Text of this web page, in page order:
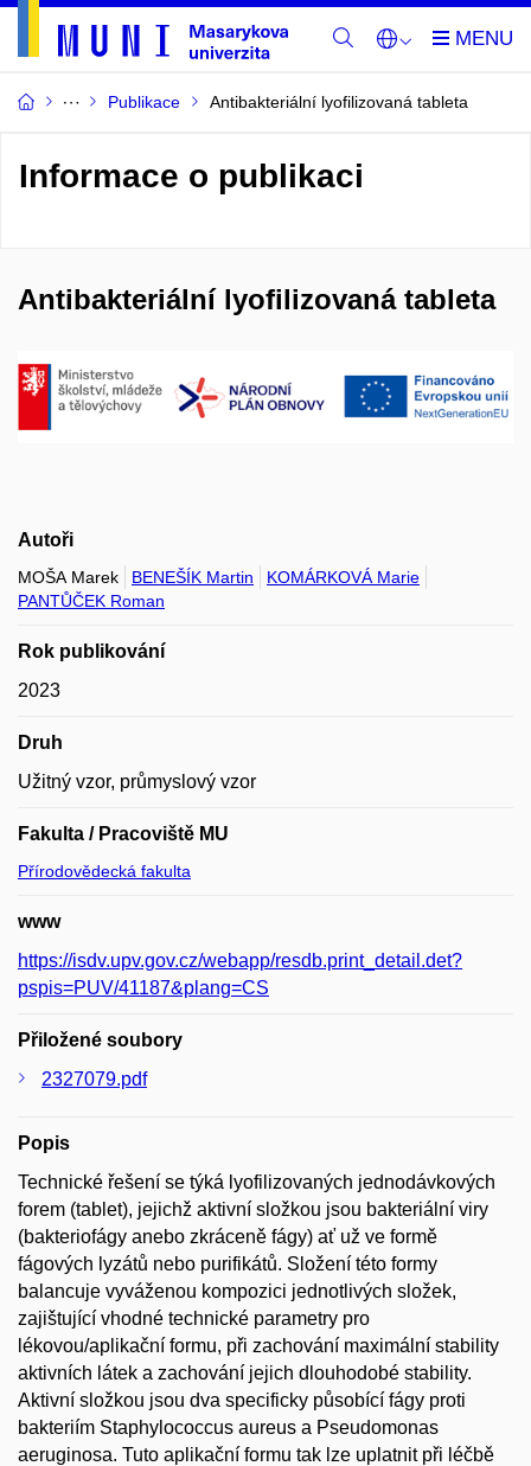
Publikace Antibakteriální lyofilizovaná tableta
Informace o publikaci
Antibakteriální lyofilizovaná tableta
Autoři
MOŠA Marek BENEŠÍK Martin
KOMÁRKOVÁ Marie
PANTŮČEK Roman
Rok publikování
2023
Druh
Užitný vzor, průmyslový vzor
Fakulta / Pracoviště MU
Přírodovědecká fakulta
www
https://isdv.upv.gov.cz/webapp/resdb.print_detail.det?
pspis=PUV/41187&plang=CS
Přiložené soubory
2327079.pdf
Popis
Technické řešení se týká lyofilizovaných jednodávkových
forem (tablet), jejichž aktivní složkou jsou bakteriální viry
(bakteriofágy anebo zkráceně fágy) ať už ve formě
fágových lyzátů nebo purifikátů. Složení této formy
balancuje vyváženou kompozici jednotlivých složek,
zajištující vhodné technické parametry pro
lékovou/aplikační formu, při zachování maximální stability
aktivních látek a zachování jejich dlouhodobé stability.
Aktivní složkou jsou dva specificky působící fágy proti
bakteriím Staphylococcus aureus a Pseudomonas
aeruginosa. Tuto aplikační formu tak lze uplatnit při léčbě